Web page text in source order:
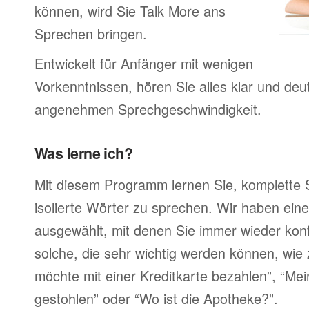
können, wird Sie Talk More ans
Sprechen bringen.
Entwickelt für Anfänger mit wenigen
Vorkenntnissen, hören Sie alles klar und
angenehmen Sprechgeschwindigkeit.
Was lerne ich?
Mit diesem Programm lernen Sie, komplette
isolierte Wörter zu sprechen. Wir haben
ausgewählt, mit denen Sie immer wieder
solche, die sehr wichtig werden können, wie
möchte mit einer Kreditkarte bezahlen”,
gestohlen” oder “Wo ist die Apotheke?”.